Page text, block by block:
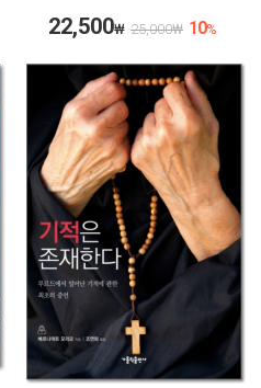
22,500₩ 25,000₩ 10%